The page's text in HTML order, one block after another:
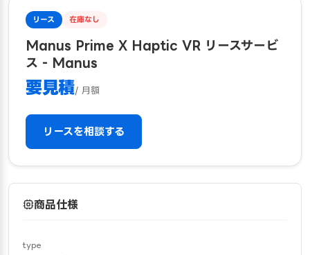
リース 在庫なし
Manus Prime X Haptic VR リースサービ
ス - Manus
要見積/ 月額
リースを相談する
商品仕様
type